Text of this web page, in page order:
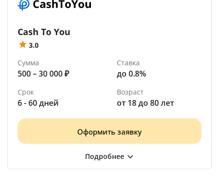
Cash To You
3.0
Сумма
500 – 30 000 ₽
Ставка
до 0.8%
Срок
6 - 60 дней
Возраст
от 18 до 80 лет
Оформить заявку